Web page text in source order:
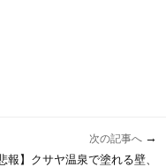
次の記事へ →
悲報】クサヤ温泉で塗れる壁、